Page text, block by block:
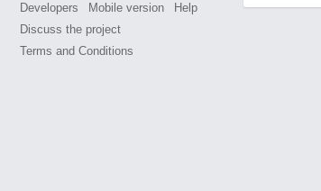
Developers
Mobile version
Help
Discuss the project
Terms and Conditions